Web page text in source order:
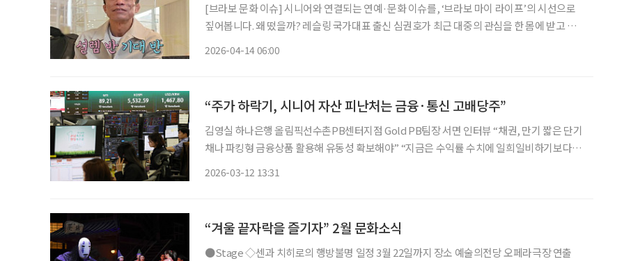
[브라보 문화 이슈] 시니어와 연결되는 연예·문화 이슈를, ‘브라보 마이 라이프’의 시선으로
짚어봅니다. 왜 떴을까? 레슬링 국가대표 출신 심권호가 최근 대중의 관심을 한 몸에 받고 있
2026-04-14 06:00
“주가 하락기, 시니어 자산 피난처는 금융·통신 고배당주”
김영실 하나은행 올림픽선수촌PB센터지점 Gold PB팀장 서면 인터뷰 “채권, 만기 짧은 단기
채나 파킹형 금융상품 활용해 유동성 확보해야” “지금은 수익률 수치에 일희일비하기보다
2026-03-12 13:31
“겨울 끝자락을 즐기자” 2월 문화소식
●Stage ◇센과 치히로의 행방불명 일정 3월 22일까지 장소 예술의전당 오페라극장 연출